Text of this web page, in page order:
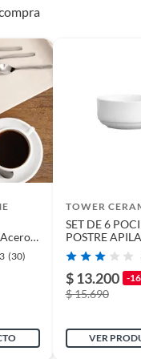
medicamentos,
a solicitud.
(30)
TOWER
SET DE 6
POSTRE
PORCELANA
TOWER
$ 13.200 -
$ 15.690
VER